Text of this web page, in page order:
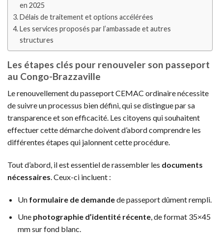
en 2025
Délais de traitement et options accélérées
Les services proposés par l’ambassade et autres
structures
Les étapes clés pour renouveler son passeport
au Congo-Brazzaville
Le renouvellement du passeport CEMAC ordinaire nécessite
de suivre un processus bien défini, qui se distingue par sa
transparence et son efficacité. Les citoyens qui souhaitent
effectuer cette démarche doivent d’abord comprendre les
différentes étapes qui jalonnent cette procédure.
Tout d’abord, il est essentiel de rassembler les documents
nécessaires. Ceux-ci incluent :
Un formulaire de demandede passeport dûment rempli.
Une photographie d’identité récente, de format 35×45
mm sur fond blanc.